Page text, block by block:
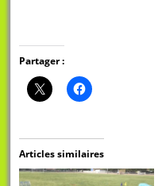
Partager :
Articles similaires